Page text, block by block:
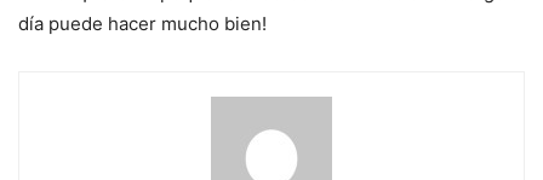
día puede hacer mucho bien!